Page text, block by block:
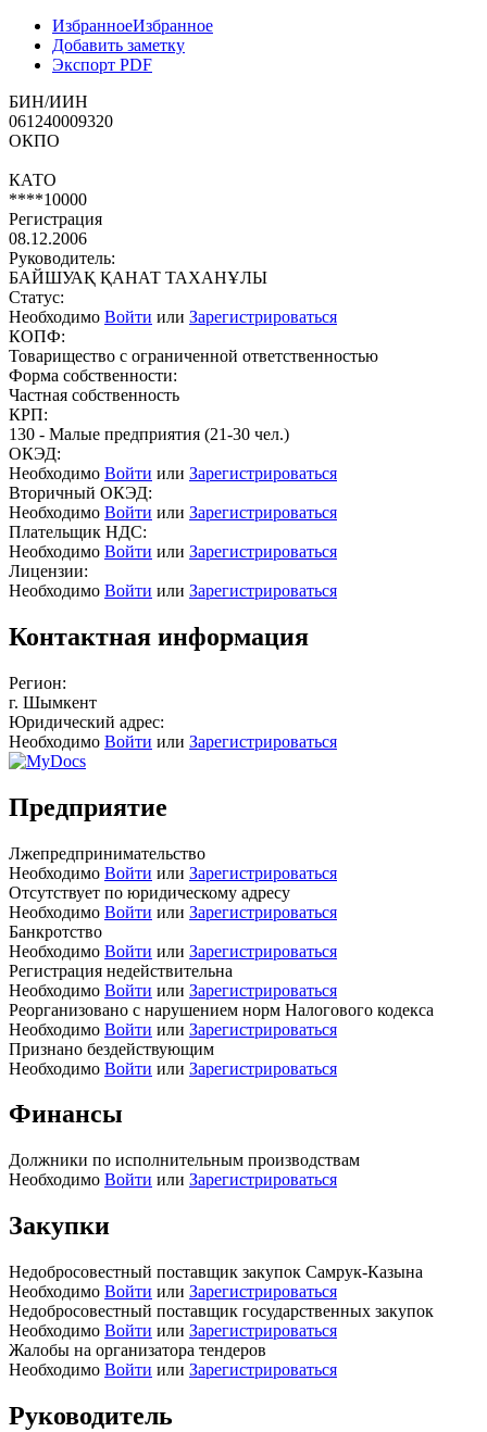
ИзбранноеИзбранное
Добавить заметку
Экспорт PDF
БИН/ИИН
061240009320
ОКПО
КАТО
****10000
Регистрация
08.12.2006
Руководитель:
БАЙШУАҚ ҚАНАТ ТАХАНҰЛЫ
Статус:
Необходимо Войти или Зарегистрироваться
КОПФ:
Товарищество с ограниченной ответственностью
Форма собственности:
Частная собственность
КРП:
130 - Малые предприятия (21-30 чел.)
ОКЭД:
Необходимо Войти или Зарегистрироваться
Вторичный ОКЭД:
Необходимо Войти или Зарегистрироваться
Плательщик НДС:
Необходимо Войти или Зарегистрироваться
Лицензии:
Необходимо Войти или Зарегистрироваться
Контактная информация
Регион:
г. Шымкент
Юридический адрес:
Необходимо Войти или Зарегистрироваться
Предприятие
Лжепредпринимательство
Необходимо Войти или Зарегистрироваться
Отсутствует по юридическому адресу
Необходимо Войти или Зарегистрироваться
Банкротство
Необходимо Войти или Зарегистрироваться
Регистрация недействительна
Необходимо Войти или Зарегистрироваться
Реорганизовано с нарушением норм Налогового кодекса
Необходимо Войти или Зарегистрироваться
Признано бездействующим
Необходимо Войти или Зарегистрироваться
Финансы
Должники по исполнительным производствам
Необходимо Войти или Зарегистрироваться
Закупки
Недобросовестный поставщик закупок Самрук-Казына
Необходимо Войти или Зарегистрироваться
Недобросовестный поставщик государственных закупок
Необходимо Войти или Зарегистрироваться
Жалобы на организатора тендеров
Необходимо Войти или Зарегистрироваться
Руководитель